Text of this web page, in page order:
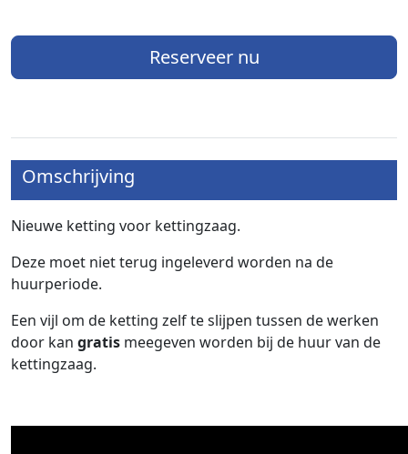
Reserveer nu
Omschrijving
Nieuwe ketting voor kettingzaag.
Deze moet niet terug ingeleverd worden na de
huurperiode.
Een vijl om de ketting zelf te slijpen tussen de werken
door kan gratis meegeven worden bij de huur van de
kettingzaag.